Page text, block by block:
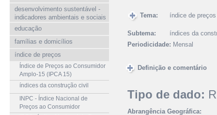
desenvolvimento sustentável -
indicadores ambientais e sociais
educação
famílias e domicílios
índice de preços
Índice de Preços ao Consumidor
Amplo-15 (IPCA 15)
índices da construção civil
INPC - Índice Nacional de
Preços ao Consumidor
Tema: índice de preços
Subtema:
índices da
Periodicidade: Mensal
Definição e comentário
Tipo de dado:
Abrangência Geográfica: